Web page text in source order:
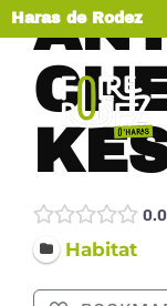
Haras de Rodez
Habitat